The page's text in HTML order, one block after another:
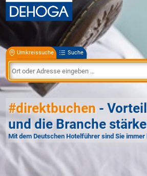
Umkreissuche Suche
#direktbuchen -
und die Branche
Mit dem Deutschen Hotelführer sind Sie